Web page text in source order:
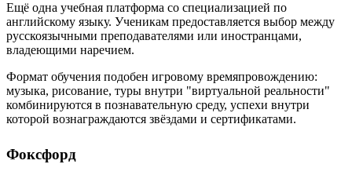
Ещё одна учебная платформа со специализацией по
английскому языку. Ученикам предоставляется выбор между
русскоязычными преподавателями или иностранцами,
владеющими наречием.
Формат обучения подобен игровому времяпровождению:
музыка, рисование, туры внутри "виртуальной реальности"
комбинируются в познавательную среду, успехи внутри
которой вознаграждаются звёздами и сертификатами.
Фоксфорд